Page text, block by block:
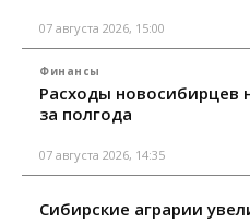
07 августа 2026, 15:00
Финансы
Расходы новосибирцев
за полгода
07 августа 2026, 14:35
Сибирские аграрии